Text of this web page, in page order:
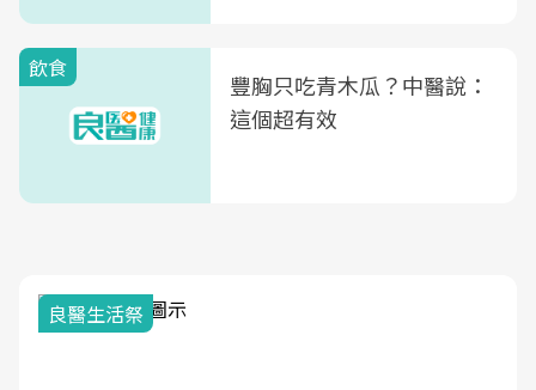
飲食
豐胸只吃青木瓜？中醫說：
這個超有效
良醫生活祭